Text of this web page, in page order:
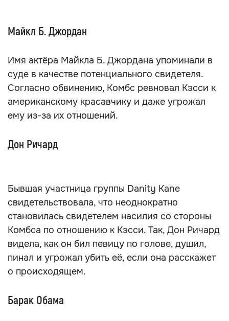
Майкл Б. Джордан
Имя актёра Майкла Б. Джордана упоминали в
суде в качестве потенциального свидетеля.
Согласно обвинению, Комбс ревновал Кэсси к
американскому красавчику и даже угрожал
ему из-за их отношений.
Дон Ричард
Бывшая участница группы Danity Kane
свидетельствовала, что неоднократно
становилась свидетелем насилия со стороны
Комбса по отношению к Кэсси. Так, Дон Ричард
видела, как он бил певицу по голове, душил,
пинал и угрожал убить её, если она расскажет
о происходящем.
Барак Обама